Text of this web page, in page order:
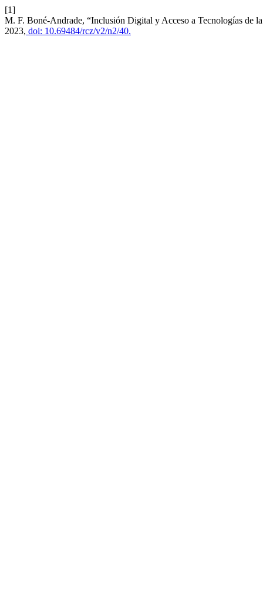
[1]
M. F. Boné-Andrade, “Inclusión Digital y Acceso a Tecnologías de
2023, doi: 10.69484/rcz/v2/n2/40.